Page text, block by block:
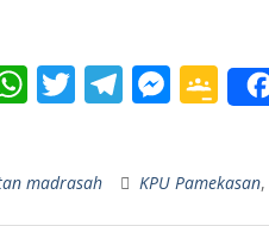
W
s
T
er
T
gr
M
e
G
o
gl
madrasah KPU Pamekasan,